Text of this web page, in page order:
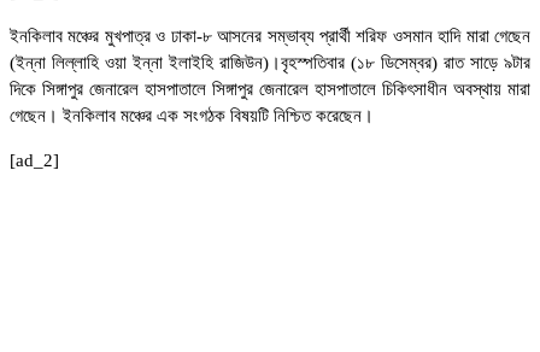
ইনকিলাব মঞ্চের মুখপাত্র ও ঢাকা-৮ আসনের সম্ভাব্য প্রার্থী শরিফ ওসমান হাদি মারা গেছেন
(ইন্না লিল্লাহি ওয়া ইন্না ইলাইহি রাজিউন)।বৃহস্পতিবার (১৮ ডিসেম্বর) রাত সাড়ে ৯টার
দিকে সিঙ্গাপুর জেনারেল হাসপাতালে সিঙ্গাপুর জেনারেল হাসপাতালে চিকিৎসাধীন অবস্থায় মারা
গেছেন। ইনকিলাব মঞ্চের এক সংগঠক বিষয়টি নিশ্চিত করেছেন।
[ad_2]